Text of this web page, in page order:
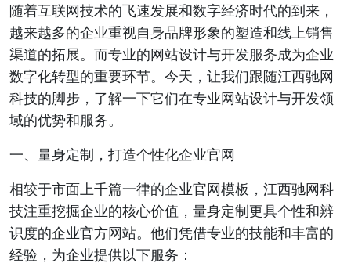
随着互联网技术的飞速发展和数字经济时代的到来，
越来越多的企业重视自身品牌形象的塑造和线上销售
渠道的拓展。而专业的网站设计与开发服务成为企业
数字化转型的重要环节。今天，让我们跟随江西驰网
科技的脚步，了解一下它们在专业网站设计与开发领
域的优势和服务。
一、量身定制，打造个性化企业官网
相较于市面上千篇一律的企业官网模板，江西驰网科
技注重挖掘企业的核心价值，量身定制更具个性和辨
识度的企业官方网站。他们凭借专业的技能和丰富的
经验，为企业提供以下服务：